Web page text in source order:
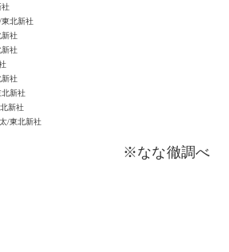
社
北新社
新社
新社
新社
北新社
新社
/東北新社
※なな徹調べ